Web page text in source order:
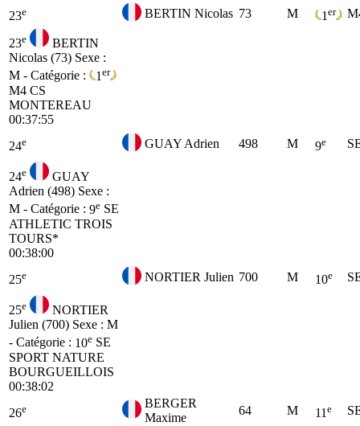
23e BERTIN Nicolas 73 M 1 er
23e
BERTIN
Nicolas (73) Sexe :
M - Catégorie :
1 er
M4 CS
MONTEREAU
00:37:55
24e GUAY Adrien 498 M 9e
24e
GUAY
Adrien (498) Sexe :
M - Catégorie : 9e SE
ATHLETIC TROIS
TOURS*
00:38:00
25e NORTIER Julien 700 M 10e
25e
NORTIER
Julien (700) Sexe : M
- Catégorie : 10e SE
SPORT NATURE
BOURGUEILLOIS
00:38:02
26e
BERGER
Maxime
64 M 11 e